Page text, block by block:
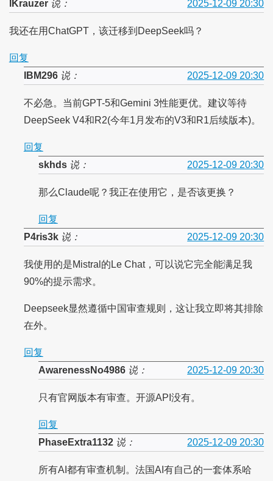
lKrauzer说： 2025-12-09 20:30
我还在用ChatGPT，该迁移到DeepSeek吗？
回复
IBM296说： 2025-12-09 20:30
不必急。当前GPT-5和Gemini 3性能更优。建议等待
DeepSeek V4和R2(今年1月发布的V3和R1后续版本)。
回复
skhds说： 2025-12-09 20:30
那么Claude呢？我正在使用它，是否该更换？
回复
P4ris3k说： 2025-12-09 20:30
我使用的是Mistral的Le Chat，可以说它完全能满足我
90%的提示需求。
Deepseek显然遵循中国审查规则，这让我立即将其排除
在外。
回复
AwarenessNo4986说： 2025-12-09 20:30
只有官网版本有审查。开源API没有。
回复
PhaseExtra1132说： 2025-12-09 20:30
所有AI都有审查机制。法国AI有自己的一套体系哈